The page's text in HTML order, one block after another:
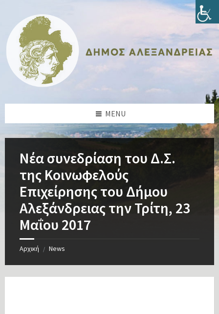
content
sidebar
sidebar
footer
MENU
Νέα συνεδρίαση του Δ.Σ.
της Κοινωφελούς
Επιχείρησης του Δήμου
Αλεξάνδρειας την Τρίτη, 23
Μαΐου 2017
Αρχική / News